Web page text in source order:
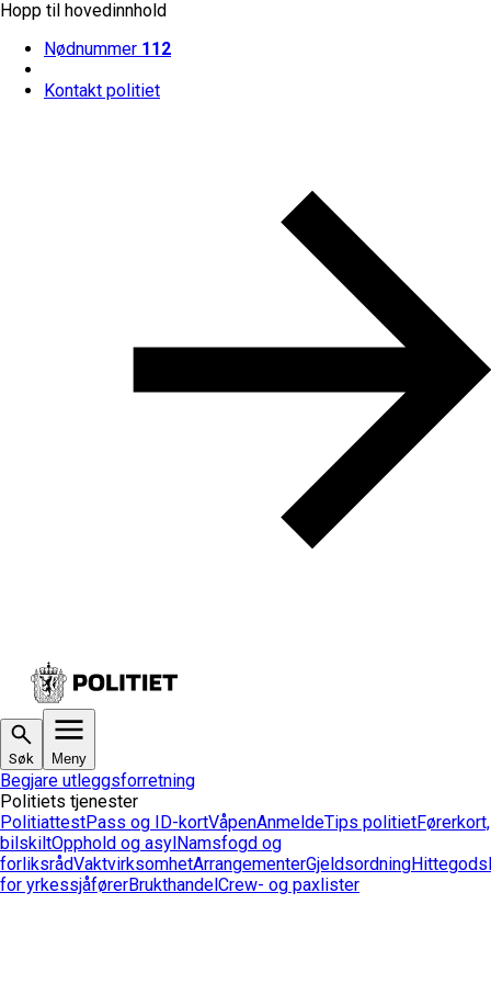
Hopp til hovedinnhold
Nødnummer 112
Kontakt politiet
Søk Meny
Begjare utleggsforretning
Politiets tjenester
PolitiattestPass og ID-kortVåpenAnmeldeTips politiet
bilskiltOpphold og asylNamsfogd og
forliksrådVaktvirksomhetArrangementerGjeldsordningHittegods
for yrkessjåførerBrukthandelCrew- og paxlister